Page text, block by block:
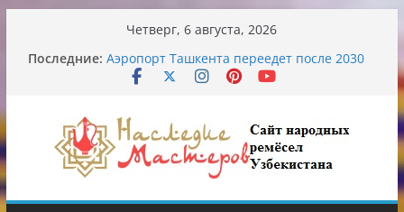
содержимому
Четверг, 6 августа, 2026
Последние: Узбекские традиционные узоры:
символика и происхождение
Опасная диета Алины Загитовой
От знахарей до университетских клиник
Обрушение на одном из ключевых
перекрёстков Ташкента: перекрыт
путепровод на Буюк Ипак Йули